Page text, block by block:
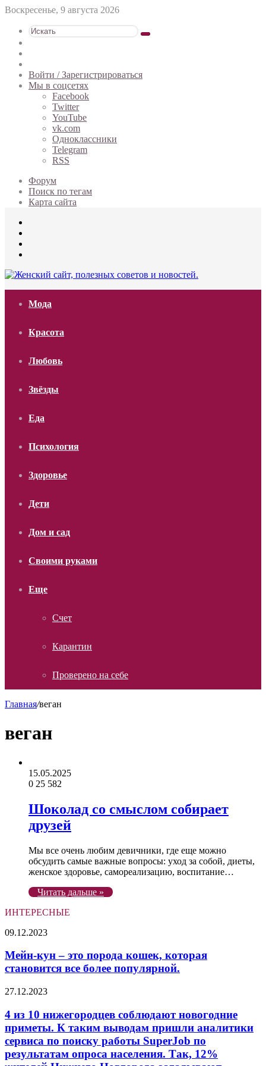
Воскресенье, 9 августа 2026
Искать
статья
Войти / Зарегистрироваться
Мы в соцсетях
Facebook
Twitter
YouTube
vk.com
Одноклассники
Telegram
RSS
Форум
Поиск по тегам
Карта сайта
Мода
Красота
Любовь
Звёзды
Еда
Психология
Здоровье
Дети
Дом и сад
Своими руками
Еще
Счет
Карантин
Проверено на себе
Главная/веган
веган
15.05.2025
0 25 582
Шоколад со смыслом собирает
друзей
Мы все очень любим девичники, где еще можно
обсудить самые важные вопросы: уход за собой, диеты,
женское здоровье, самореализацию, воспитание…
Читать дальше »
ИНТЕРЕСНЫЕ
Мейн-
–
порода
которая
все
более
популярной.
09.12.2023
Мейн-кун – это порода кошек, которая
становится все более популярной.
4
10
нижегородцев
соблюдают
новогодние
приметы.
27.12.2023
4 из 10 нижегородцев соблюдают новогодние
приметы. К таким выводам пришли аналитики
сервиса по поиску работы SuperJob по
результатам опроса населения. Так, 12%